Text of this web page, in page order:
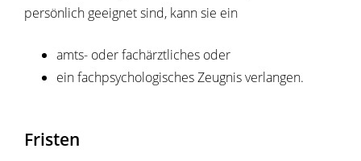
persönlich geeignet sind, kann sie ein
amts- oder fachärztliches oder
ein fachpsychologisches Zeugnis verlangen.
Fristen